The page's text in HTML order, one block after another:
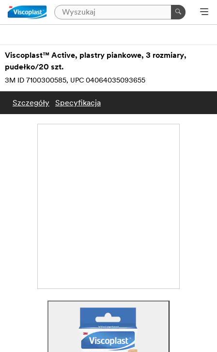
Viscoplast™ Active, plastry piankowe, 3 rozmiary,
pudełko/20 szt.
3M ID 7100300585 UPC 04064035093655
Szczegóły Specyfikacja